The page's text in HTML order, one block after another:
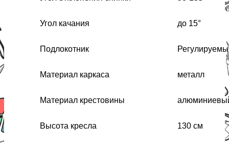
Угол качания до 15°
Подлокотник
Материал каркаса металл
Материал крестовины
Высота кресла 130 см